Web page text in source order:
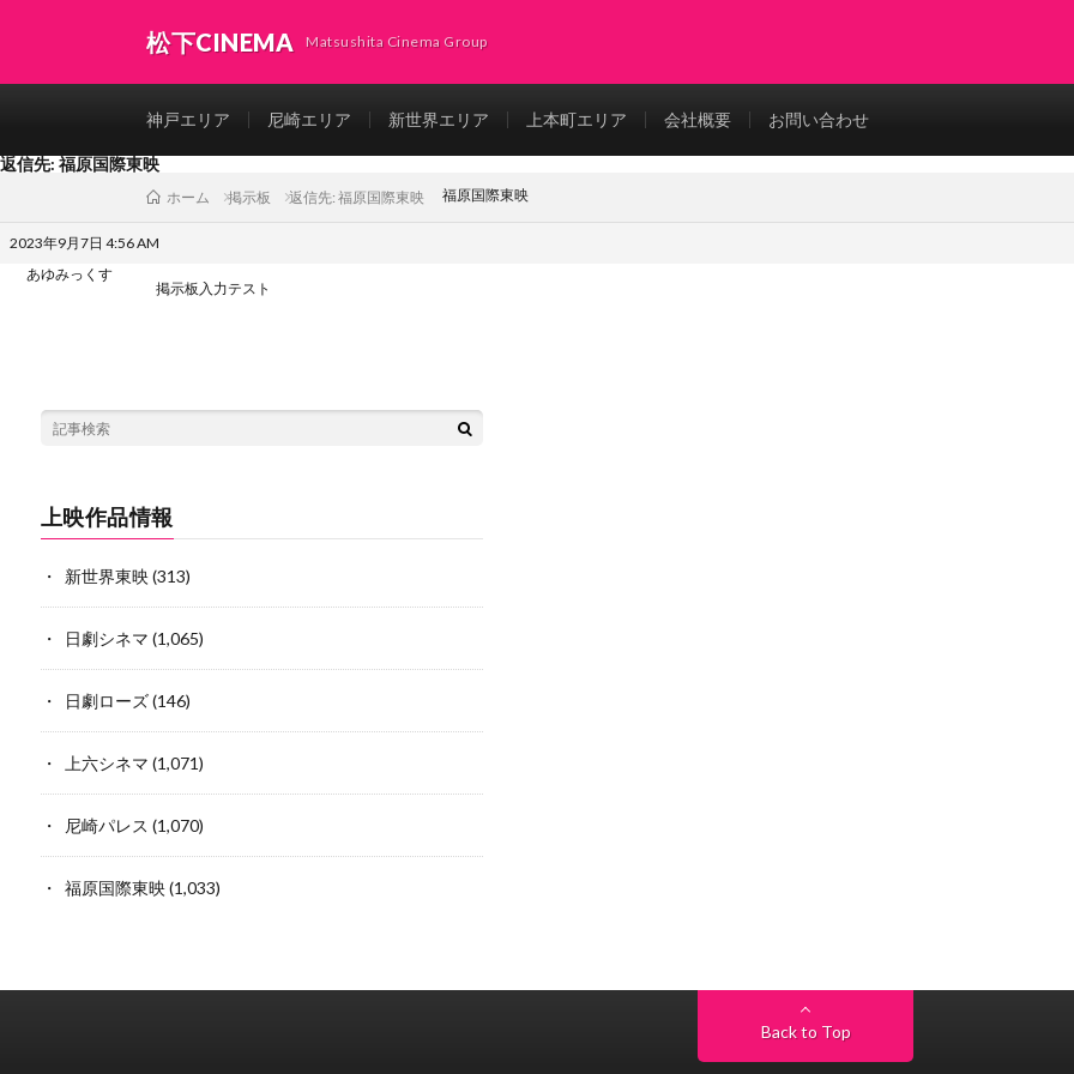
松下CINEMA Matsushita Cinema Group
神戸エリア 尼崎エリア 新世界エリア 上本町エリア 会社概要 お問い合わせ
返信先: 福原国際東映
ホーム 掲示板 福原国際東映
返信先: 福原国際東映
2023年9月7日 4:56 AM
あゆみっくす
掲示板入力テスト
上映作品情報
新世界東映(313)
日劇シネマ (1,065)
日劇ローズ(146)
上六シネマ (1,071)
尼崎パレス (1,070)
福原国際東映(1,033)
Back to Top